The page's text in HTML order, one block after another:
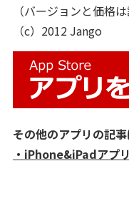
（バージョンと価格
（c）2012 Jango
その他のアプリの記
・iPhone&iPadアプ